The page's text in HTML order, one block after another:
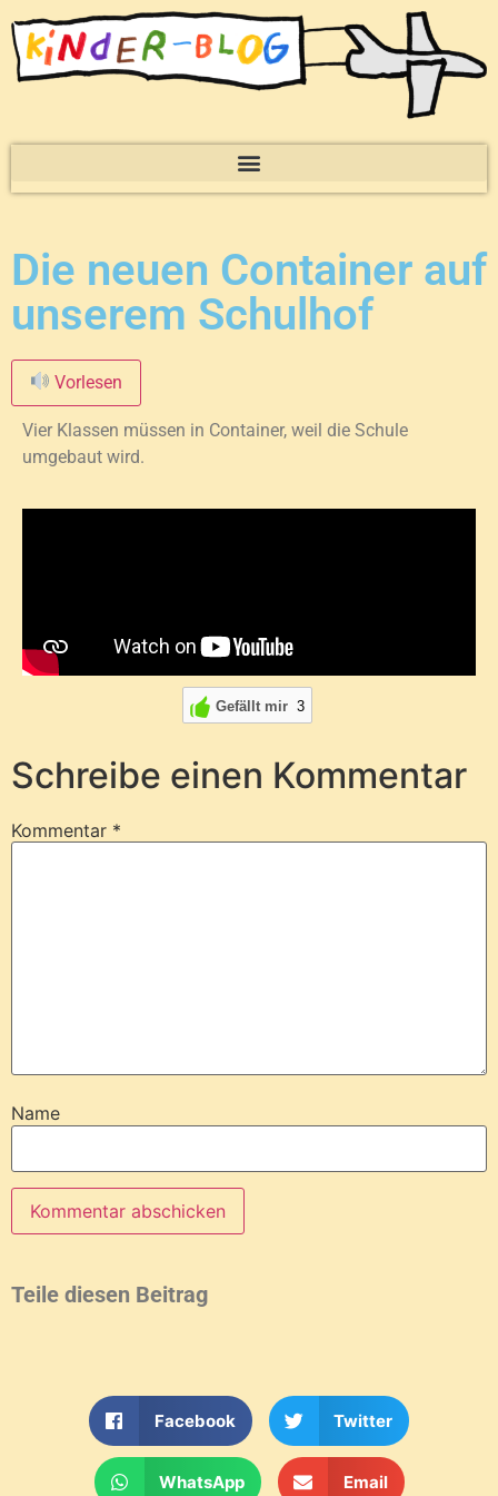
Die neuen Container auf
unserem Schulhof
Vorlesen
Vier Klassen müssen in Container, weil die Schule
umgebaut wird.
Gefällt mir 3
Schreibe einen Kommentar
Kommentar *
Name
Teile diesen Beitrag
Facebook Twitter
WhatsApp Email